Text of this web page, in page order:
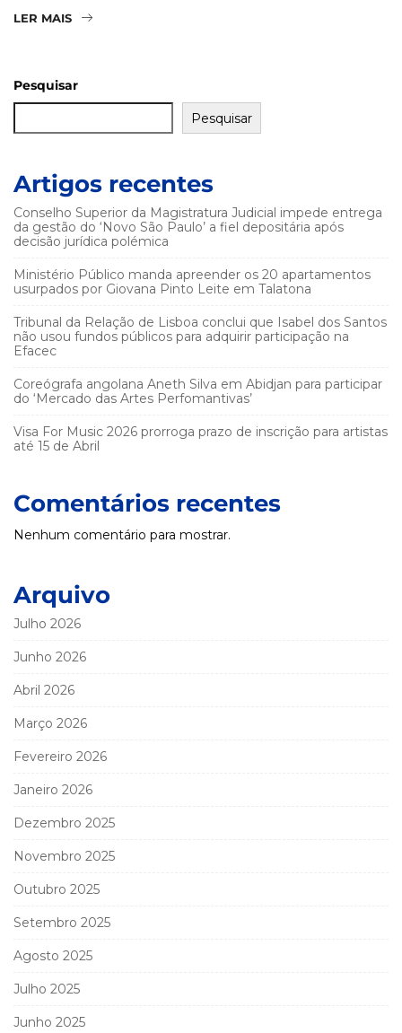
LER MAIS
Pesquisar
Pesquisar
Artigos recentes
Conselho Superior da Magistratura Judicial impede entrega
da gestão do ‘Novo São Paulo’ a fiel depositária após
decisão jurídica polémica
Ministério Público manda apreender os 20 apartamentos
usurpados por Giovana Pinto Leite em Talatona
Tribunal da Relação de Lisboa conclui que Isabel dos Santos
não usou fundos públicos para adquirir participação na
Efacec
Coreógrafa angolana Aneth Silva em Abidjan para participar
do ‘Mercado das Artes Perfomantivas’
Visa For Music 2026 prorroga prazo de inscrição para artistas
até 15 de Abril
Comentários recentes
Nenhum comentário para mostrar.
Arquivo
Julho 2026
Junho 2026
Abril 2026
Março 2026
Fevereiro 2026
Janeiro 2026
Dezembro 2025
Novembro 2025
Outubro 2025
Setembro 2025
Agosto 2025
Julho 2025
Junho 2025